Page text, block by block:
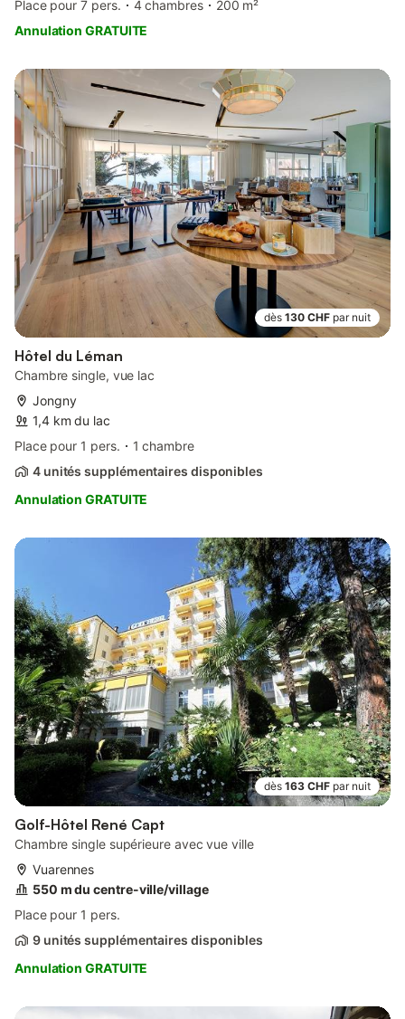
Place pour 7 pers. 4 chambres
200 m²
Annulation GRATUITE
dès 130 CHF par nuit
Hôtel du Léman
Chambre single, vue lac
Jongny
1,4 km du lac
Place pour 1 pers.
1 chambre
4 unités supplémentaires disponibles
Annulation GRATUITE
dès 163 CHF par nuit
Golf-Hôtel René Capt
Chambre single supérieure avec vue ville
Vuarennes
550 m du centre-ville/village
Place pour 1 pers.
9 unités supplémentaires disponibles
Annulation GRATUITE